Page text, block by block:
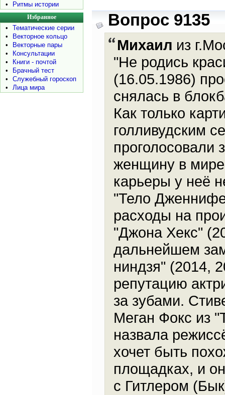
•
Ритмы истории
Избранное
•
Тематические серии
•
Векторное кольцо
•
Векторные пары
•
Консультации
•
Книги - почтой
•
Брачный тест
•
Служебный гороскоп
•
Лица мира
Вопрос 9135
Михаил из
"Не родись
(16.05.1986)
снялась в
Как только
голливудским
проголосовали
женщину в
карьеры у неё
"Тело
расходы на
"Джона Хекс"
дальнейшем
ниндзя" (2014,
репутацию
за зубами.
Меган Фокс из
назвала
хочет быть
площадках, и
с Гитлером